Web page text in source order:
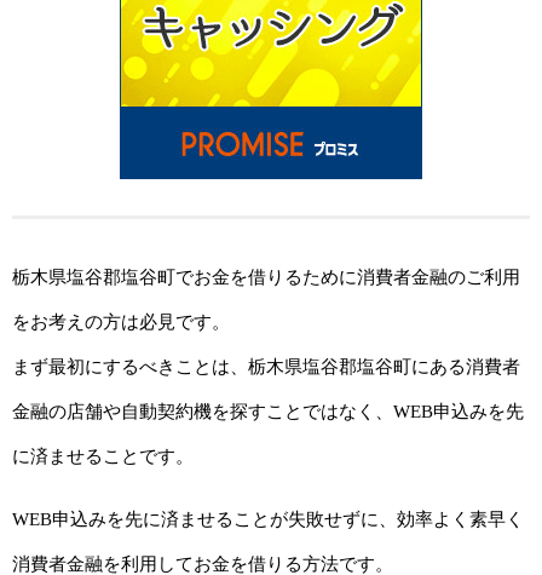
栃木県塩谷郡塩谷町でお金を借りるために消費者金融のご利用
をお考えの方は必見です。
まず最初にするべきことは、栃木県塩谷郡塩谷町にある消費者
金融の店舗や自動契約機を探すことではなく、WEB申込みを先
に済ませることです。
WEB申込みを先に済ませることが失敗せずに、効率よく素早く
消費者金融を利用してお金を借りる方法です。